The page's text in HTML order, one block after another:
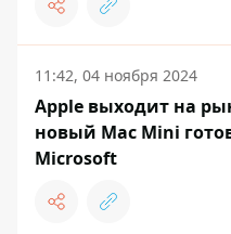
11:42, 04 ноября 2024
Apple выходит на
новый Mac Mini
Microsoft